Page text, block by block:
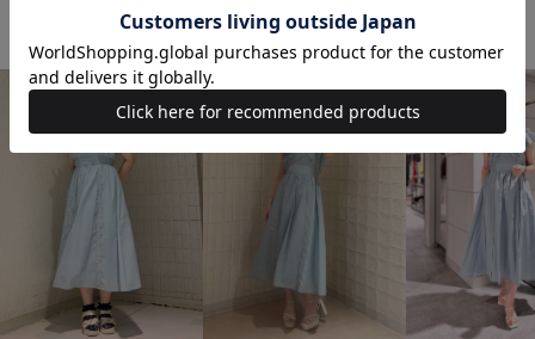
STAFF SNAP